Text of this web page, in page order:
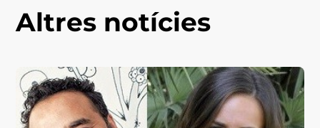
Altres notícies